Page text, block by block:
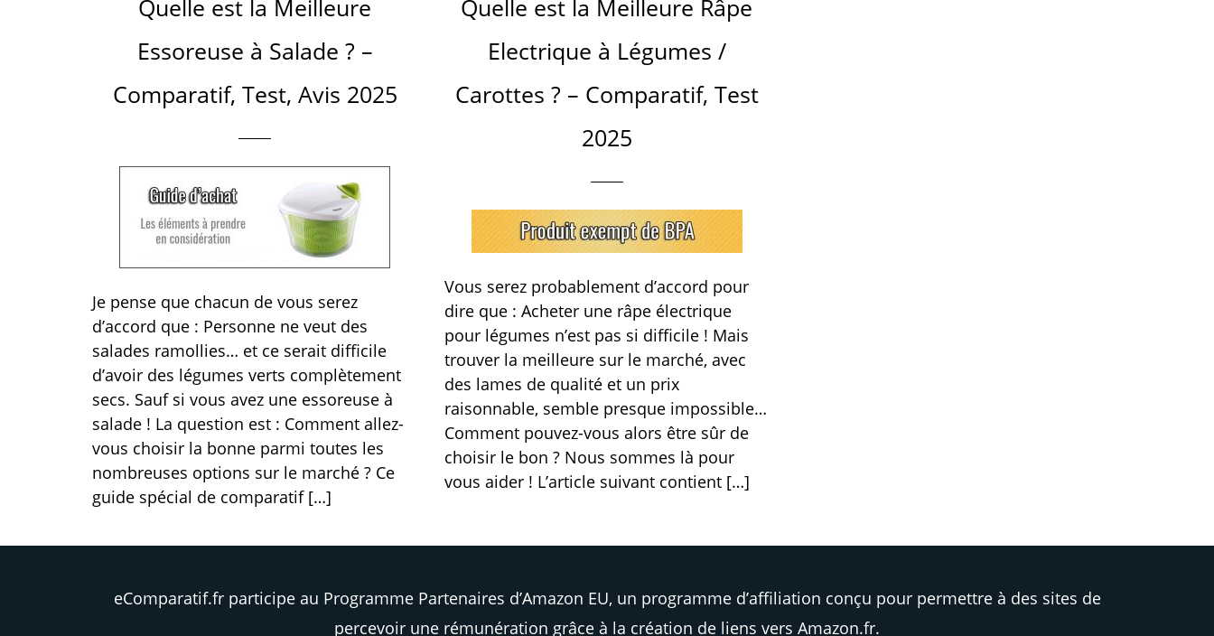
Quelle est la Meilleure
Essoreuse à Salade ? –
Comparatif, Test, Avis 2025
Je pense que chacun de vous serez
d’accord que : Personne ne veut des
salades ramollies… et ce serait difficile
d’avoir des légumes verts complètement
secs. Sauf si vous avez une essoreuse à
salade ! La question est : Comment allez-
vous choisir la bonne parmi toutes les
nombreuses options sur le marché ? Ce
guide spécial de comparatif […]
Quelle est la Meilleure Râpe
Electrique à Légumes /
Carottes ? – Comparatif, Test
2025
Vous serez probablement d’accord pour
dire que : Acheter une râpe électrique
pour légumes n’est pas si difficile ! Mais
trouver la meilleure sur le marché, avec
des lames de qualité et un prix
raisonnable, semble presque impossible…
Comment pouvez-vous alors être sûr de
choisir le bon ? Nous sommes là pour
vous aider ! L’article suivant contient […]
eComparatif.fr participe au Programme Partenaires d’Amazon EU, un programme d’affiliation conçu pour permettre à des sites de
percevoir une rémunération grâce à la création de liens vers Amazon.fr.